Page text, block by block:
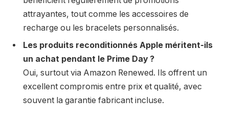
attrayantes, tout comme les accessoires de
recharge ou les bracelets personnalisés.
Les produits reconditionnés Apple méritent-ils
un achat pendant le Prime Day ?
Oui, surtout via Amazon Renewed. Ils offrent un
excellent compromis entre prix et qualité, avec
souvent la garantie fabricant incluse.